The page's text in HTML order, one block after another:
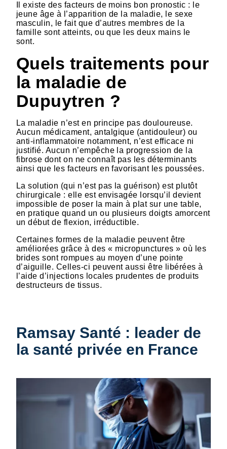
Il existe des facteurs de moins bon pronostic : le
jeune âge à l’apparition de la maladie, le sexe
masculin, le fait que d’autres membres de la
famille sont atteints, ou que les deux mains le
sont.
Quels traitements pour
la maladie de
Dupuytren ?
La maladie n’est en principe pas douloureuse.
Aucun médicament, antalgique (antidouleur) ou
anti-inflammatoire notamment, n’est efficace ni
justifié. Aucun n’empêche la progression de la
fibrose dont on ne connaît pas les déterminants
ainsi que les facteurs en favorisant les poussées.
La solution (qui n’est pas la guérison) est plutôt
chirurgicale : elle est envisagée lorsqu’il devient
impossible de poser la main à plat sur une table,
en pratique quand un ou plusieurs doigts amorcent
un début de flexion, irréductible.
Certaines formes de la maladie peuvent être
améliorées grâce à des « micropunctures » où les
brides sont rompues au moyen d’une pointe
d’aiguille. Celles-ci peuvent aussi être libérées à
l’aide d’injections locales prudentes de produits
destructeurs de tissus.
Ramsay Santé : leader de
la santé privée en France